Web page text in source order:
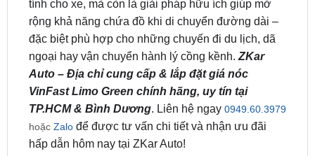
ngoại hay vận chuyển hành lý cồng kềnh.ZKar
Auto – Địa chỉ cung cấp & lắp đặt giá nóc
VinFast Limo Green chính hãng, uy tín tại
TP.HCM & Bình Dương. Liên hệ ngay0949.60.3979
hoặcZalođể được tư vấn chi tiết và nhận ưu đãi
hấp dẫn hôm nay tại ZKar Auto!
Giá Nóc VinFast Limo Green – 2 Thanh